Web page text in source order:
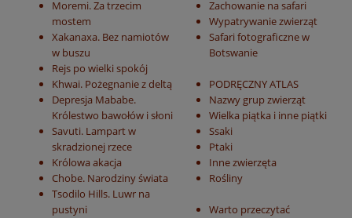
Moremi. Za trzecim
mostem
Xakanaxa. Bez namiotów
w buszu
Rejs po wielki spokój
Khwai. Pożegnanie z deltą
Depresja Mababe.
Królestwo bawołów i słoni
Savuti. Lampart w
skradzionej rzece
Królowa akacja
Chobe. Narodziny świata
Tsodilo Hills. Luwr na
pustyni
Zachowanie na safari
Wypatrywanie zwierząt
Safari fotograficzne w
Botswanie
PODRĘCZNY ATLAS
Nazwy grup zwierząt
Wielka piątka i inne piątki
Ssaki
Ptaki
Inne zwierzęta
Rośliny
Warto przeczytać